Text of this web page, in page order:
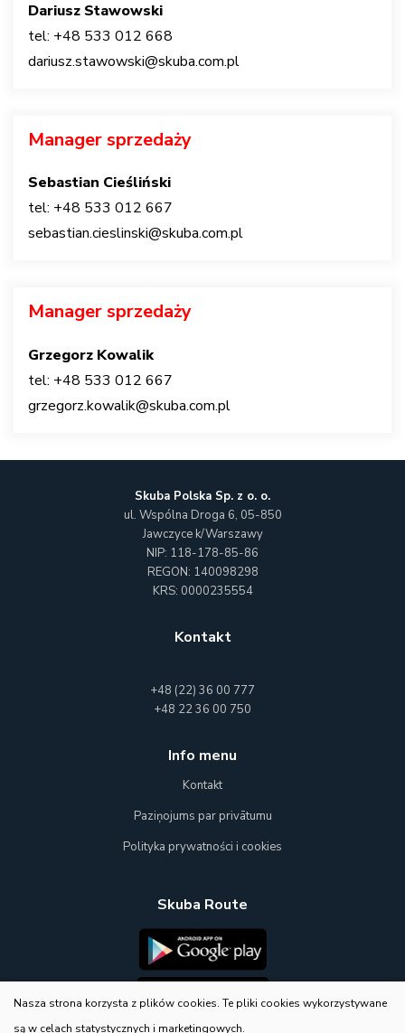
Dariusz Stawowski
tel: +48 533 012 668
dariusz.stawowski@skuba.com.pl
Manager sprzedaży
Sebastian Cieśliński
tel: +48 533 012 667
sebastian.cieslinski@skuba.com.pl
Manager sprzedaży
Grzegorz Kowalik
tel: +48 533 012 667
grzegorz.kowalik@skuba.com.pl
Skuba Polska Sp. z o. o.
ul. Wspólna Droga 6, 05-850
Jawczyce k/Warszawy
NIP: 118-178-85-86
REGON: 140098298
KRS: 0000235554
Kontakt
+48 (22) 36 00 777
+48 22 36 00 750
Info menu
Kontakt
Paziņojums par privātumu
Polityka prywatności i cookies
Skuba Route
Nasza strona korzysta z plików cookies. Te pliki cookies wykorzystywane
są w celach statystycznych i marketingowych.